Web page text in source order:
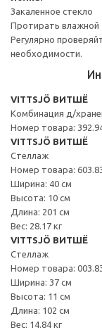
Закаленное стекло
Протирать влажной
Регулярно
необходимости.
VITTSJÖ ВИТШЁ
Комбинация д/
Номер товара:
VITTSJÖ ВИТШЁ
Стеллаж
Номер товара:
Ширина: 40 см
Высота: 10 см
Длина: 201 см
Вес: 28.17 кг
VITTSJÖ ВИТШЁ
Стеллаж
Номер товара:
Ширина: 37 см
Высота: 11 см
Длина: 102 см
Вес: 14.84 кг